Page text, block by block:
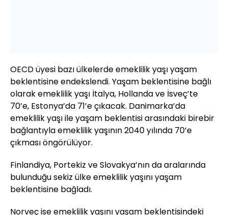
OECD üyesi bazı ülkelerde emeklilik yaşı yaşam
beklentisine endekslendi. Yaşam beklentisine bağlı
olarak emeklilik yaşı İtalya, Hollanda ve İsveç’te
70’e, Estonya’da 71’e çıkacak. Danimarka’da
emeklilik yaşı ile yaşam beklentisi arasındaki birebir
bağlantıyla emeklilik yaşının 2040 yılında 70’e
çıkması öngörülüyor.
Finlandiya, Portekiz ve Slovakya’nın da aralarında
bulunduğu sekiz ülke emeklilik yaşını yaşam
beklentisine bağladı.
Norveç ise emeklilik yaşını yaşam beklentisindeki